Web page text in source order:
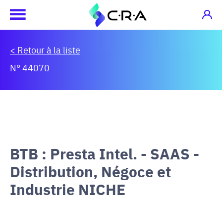
< Retour à la liste
N° 44070
BTB : Presta Intel. - SAAS -
Distribution, Négoce et
Industrie NICHE